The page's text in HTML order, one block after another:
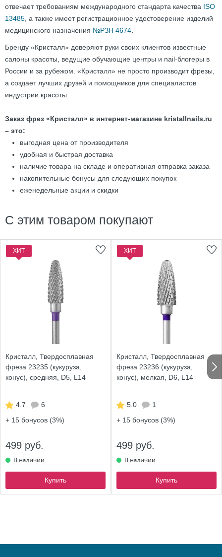
отвечает требованиям международного стандарта качества ISO
13485 , а также имеет регистрационное удостоверение изделий
медицинского назначения №РЗН 4674
Бренду «Кристалл» доверяют руки своих клиентов известные
салоны красоты, ведущие обучающие центры и nail-блогеры в
России и за рубежом. «Кристалл» не просто производит фрезы,
а создает лучших друзей и помощников для специалистов
индустрии красоты.
Заказ фрез «Кристалл» в интернет-магазине kristallnails.ru
– это:
выгодная цена от производителя
удобная и быстрая доставка
наличие товара на складе и оперативная отправка заказа
накопительные бонусы для следующих покупок
еженедельные акции и скидки
С этим товаром покупают
ХИТ
Кристалл, Твердосплавная
фреза 23235 (кукуруза,
конус), средняя, D5, L14
4.7
6
+ 15 бонусов (3%)
499 руб.
Купить
ХИТ
Кристалл, Твердосплавная
фреза 23236 (кукуруза,
конус), мелкая, D6, L14
5.0
1
+ 15 бонусов (3%)
499 руб.
Купить